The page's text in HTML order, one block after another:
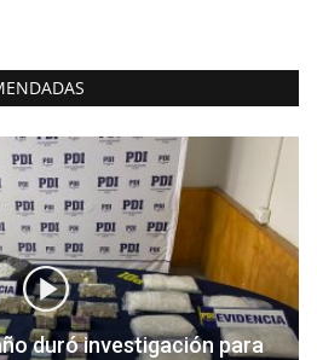
duró investigación para